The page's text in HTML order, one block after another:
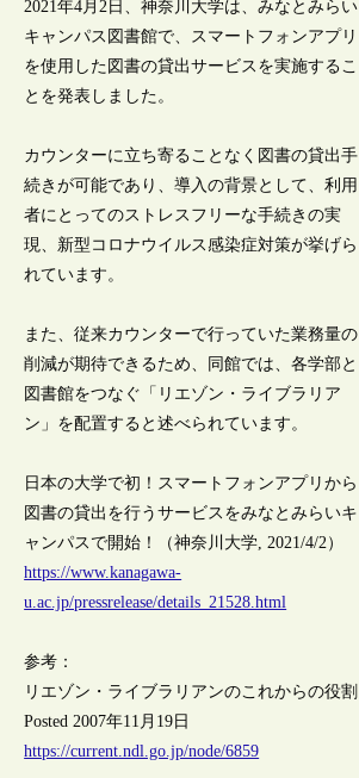
2021年4月2日、神奈川大学は、みなとみらい
キャンパス図書館で、スマートフォンアプリ
を使用した図書の貸出サービスを実施するこ
とを発表しました。
カウンターに立ち寄ることなく図書の貸出手
続きが可能であり、導入の背景として、利用
者にとってのストレスフリーな手続きの実
現、新型コロナウイルス感染症対策が挙げら
れています。
また、従来カウンターで行っていた業務量の
削減が期待できるため、同館では、各学部と
図書館をつなぐ「リエゾン・ライブラリア
ン」を配置すると述べられています。
日本の大学で初！スマートフォンアプリから
図書の貸出を行うサービスをみなとみらいキ
ャンパスで開始！（神奈川大学, 2021/4/2）
https://www.kanagawa-
u.ac.jp/pressrelease/details_21528.html
参考：
リエゾン・ライブラリアンのこれからの役割
Posted 2007年11月19日
https://current.ndl.go.jp/node/6859